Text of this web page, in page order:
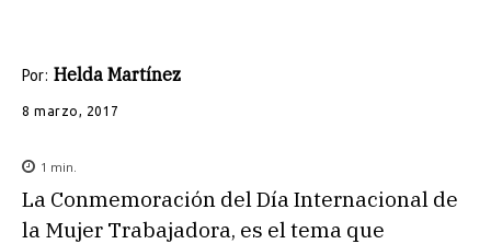
Por: Helda Martínez
8 marzo, 2017
1 min.
La Conmemoración del Día Internacional de
la Mujer Trabajadora, es el tema que